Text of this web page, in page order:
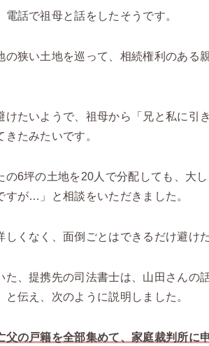
話で祖母と話をしたそうです。
の狭い土地を巡って、相続権利のある
けたいようで、祖母から「兄と私に引
きたみたいです。
の6坪の土地を20人で分配しても、大
すが…」と相談をいただきました。
くなく、面倒ごとはできるだけ避け
た、提携先の司法書士は、山田さんの
伝え、次のように説明しました。
の戸籍を全部集めて、家庭裁判所に